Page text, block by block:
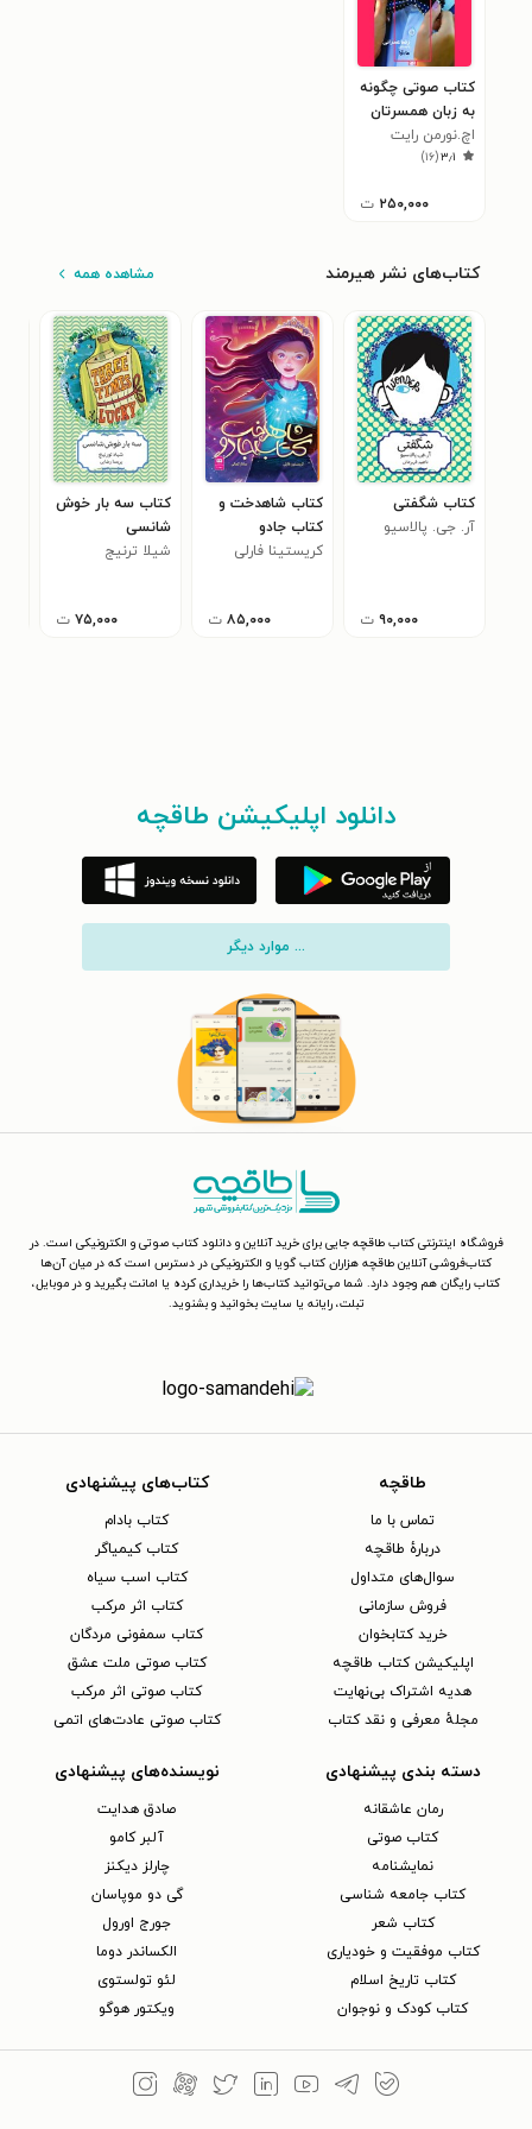
کتاب صوتی چگونه
به زبان همسرتان
صحبت کنید
اچ.نورمن رایت
۳٫۱(۱۶)
۲۵۰,۰۰۰ ت
کتاب‌های نشر هیرمند مشاهده همه
کتاب شگفتی
آر. جی. پالاسیو
۹۰,۰۰۰ ت
کتاب شاهدخت و
کتاب جادو
كریستینا فارلی
۸۵,۰۰۰ ت
کتاب سه بار خوش
شانسی
شیلا ترنیج
۷۵,۰۰۰ ت
دانلود اپلیکیشن طاقچه
... موارد دیگر
فروشگاه اینترنتی کتاب طاقچه جایی برای خرید آنلاین و دانلود کتاب صوتی و الکترونیکی است. در
کتاب‌فروشی آنلاین طاقچه هزاران کتاب گویا و الکترونیکی در دسترس است که در میان آن‌ها
کتاب رایگان هم وجود دارد. شما می‌توانید کتاب‌ها را خریداری کرده یا امانت بگیرید و در موبایل،
تبلت، رایانه یا سایت بخوانید و بشنوید.
طاقچه
تماس با ما
دربارهٔ طاقچه
سوال‌های متداول
فروش سازمانی
خرید کتابخوان
اپلیکیشن کتاب طاقچه
هدیه اشتراک بی‌نهایت
مجلهٔ معرفی و نقد کتاب
کتاب‌های پیشنهادی
کتاب بادام
کتاب کیمیاگر
کتاب اسب سیاه
کتاب اثر مرکب
کتاب سمفونی مردگان
کتاب صوتی ملت عشق
کتاب صوتی اثر مرکب
کتاب صوتی عادت‌های اتمی
دسته بندی پیشنهادی
رمان عاشقانه
کتاب‌ صوتی
نمایشنامه
کتاب جامعه شناسی
کتاب شعر
کتاب موفقیت و خودیاری
کتاب تاریخ اسلام
کتاب کودک و نوجوان
نویسنده‌های پیشنهادی
صادق هدایت
آلبر کامو
چارلز دیکنز
گی دو موپاسان
جورج اورول
الکساندر دوما
لئو تولستوی
ویکتور هوگو